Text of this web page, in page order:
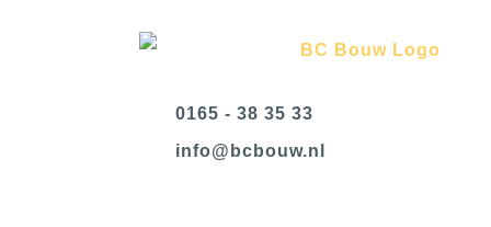
0165 - 38 35 33
ln.wuobcb
@ofni